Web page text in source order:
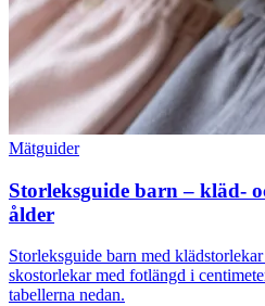
Mätguider
Storleksguide barn – kläd-
ålder
Storleksguide barn med
skostorlekar med fotlängd i
tabellerna nedan.